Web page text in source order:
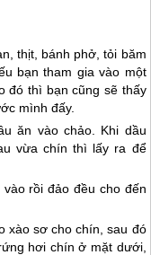
thịt, bánh phở, tỏi băm
bạn tham gia vào một
đó thì bạn cũng sẽ thấy
mình đấy.
ăn vào chảo. Khi dầu
vừa chín thì lấy ra để
rồi đảo đều cho đến
xào sơ cho chín, sau đó
hơi chín ở mặt dưới,